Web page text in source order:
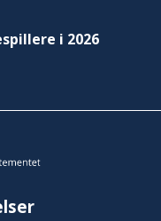
i 2026